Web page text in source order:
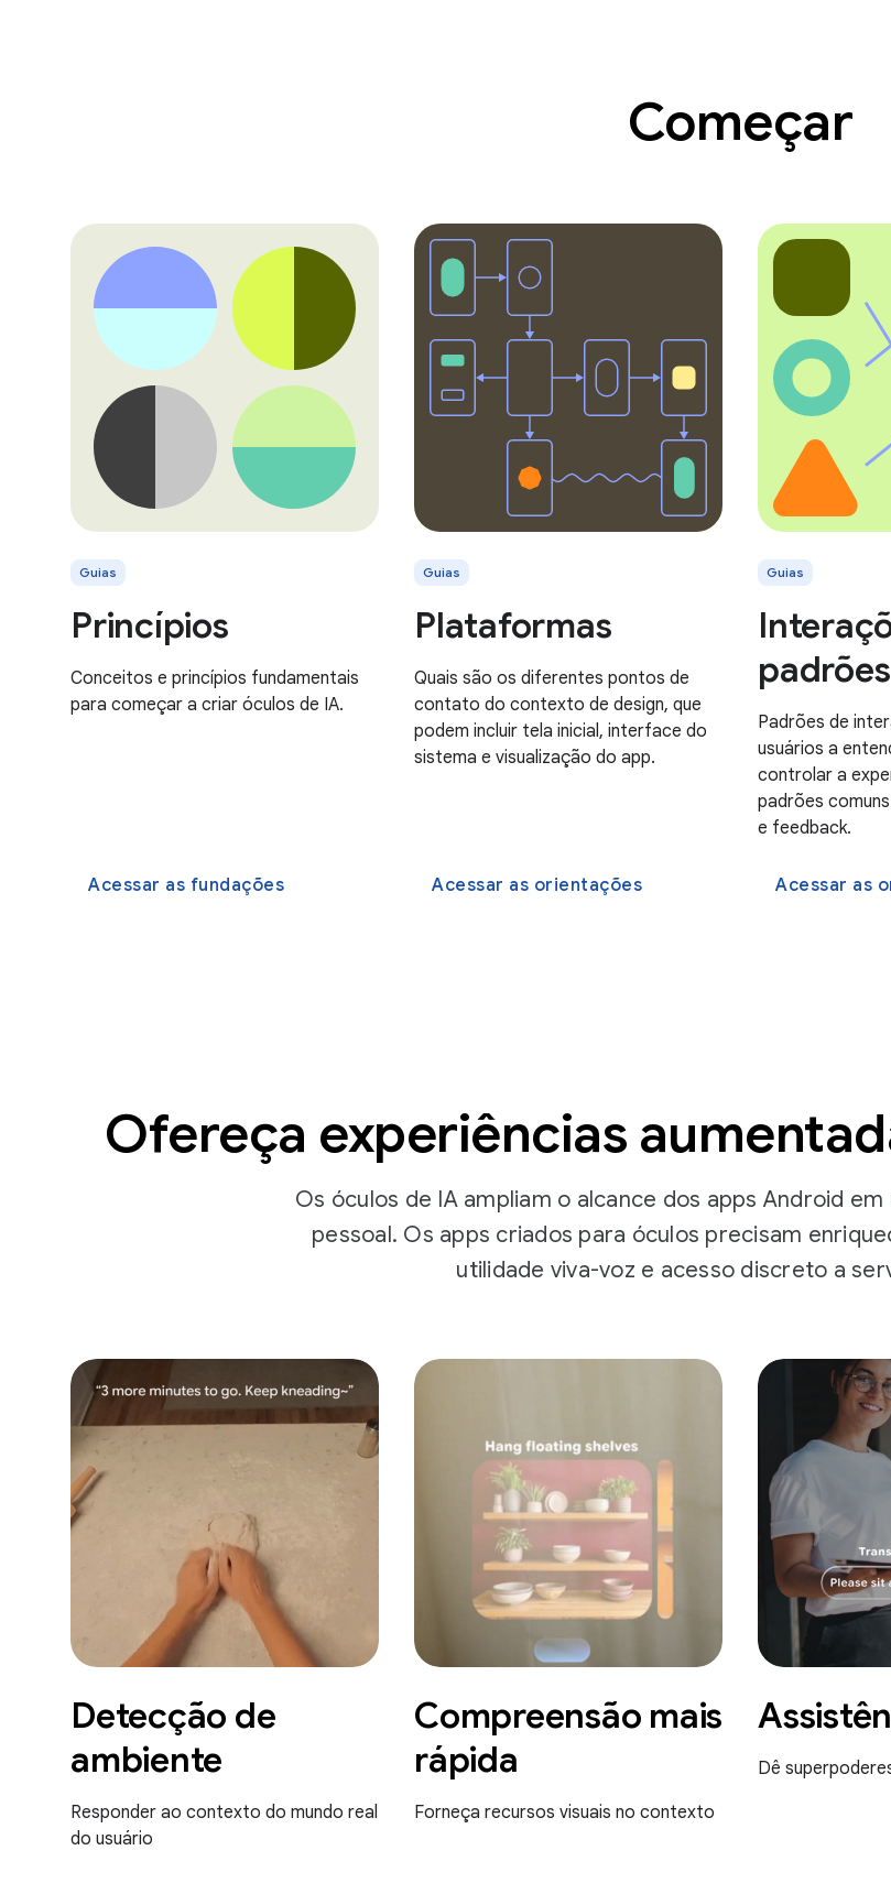
Começar
Guias
Princípios
Conceitos e princípios fundamentais
para começar a criar óculos de IA.
Acessar as fundações
Guias
Plataformas
Quais são os diferentes pontos de
contato do contexto de design, que
podem incluir tela inicial, interface do
sistema e visualização do app.
Acessar as orientações
Guias
padrões
Padrões de
usuários a
controlar a
padrões
e feedback.
Acessar as
Ofereça experiências
Os óculos de IA ampliam o alcance dos apps Android
pessoal. Os apps criados para óculos precisam
utilidade viva-voz e acesso discreto a
Detecção de
ambiente
Responder ao contexto do mundo real
do usuário
Compreensão mais
rápida
Forneça recursos visuais no contexto
Dê